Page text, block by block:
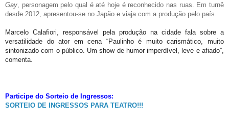
Gay , personagem pelo qual é até hoje é reconhecido nas ruas. Em turnê
desde 2012, apresentou-se no Japão e viaja com a produção pelo país.
Marcelo Calafiori, responsável pela produção na cidade fala sobre a
versatilidade do ator em cena “Paulinho é muito carismático, muito
sintonizado com o público. Um show de humor imperdível, leve e afiado”,
comenta.
Participe do Sorteio de Ingressos:
SORTEIO DE INGRESSOS PARA TEATRO!!!